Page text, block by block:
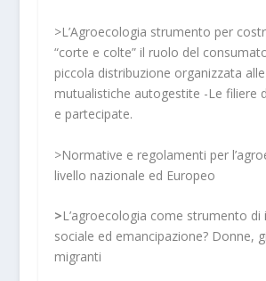
>L’Agroecologia strumento per
“corte e colte” il ruolo del
piccola distribuzione organizzata
mutualistiche autogestite -Le filiere
e partecipate.
>Normative e regolamenti per
livello nazionale ed Europeo
>L’agroecologia come strumento di
sociale ed emancipazione? Donne,
migranti